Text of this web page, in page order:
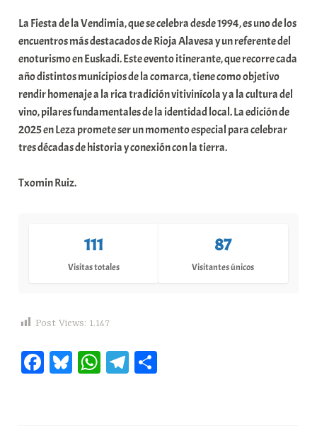
La Fiesta de la Vendimia, que se celebra desde 1994, es uno de los
encuentros más destacados de Rioja Alavesa y un referente del
enoturismo en Euskadi. Este evento itinerante, que recorre cada
año distintos municipios de la comarca, tiene como objetivo
rendir homenaje a la rica tradición vitivinícola y a la cultura del
vino, pilares fundamentales de la identidad local. La edición de
2025 en Leza promete ser un momento especial para celebrar
tres décadas de historia y conexión con la tierra.
Txomin Ruiz.
111
Visitas totales
87
Visitantes únicos
Post Views: 1.147
Fa Bl W Te